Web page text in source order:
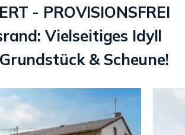
- PROVISIONSFREI
Vielseitiges Idyll
& Scheune!